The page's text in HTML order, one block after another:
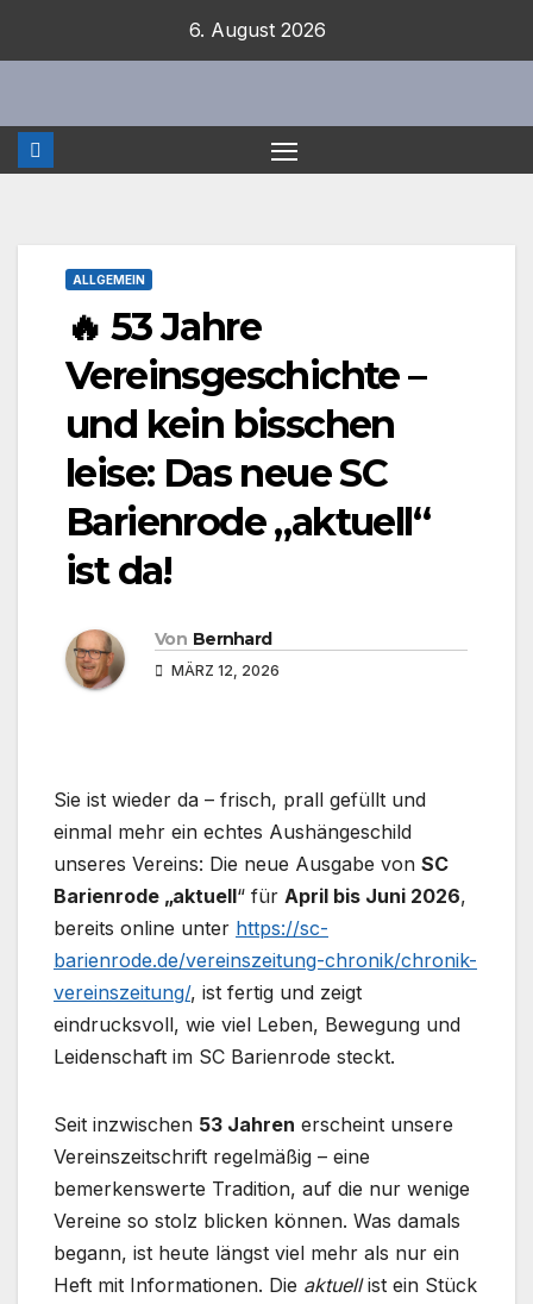
6. August 2026
ALLGEMEIN
🔥 53 Jahre
Vereinsgeschichte –
und kein bisschen
leise: Das neue SC
Barienrode „aktuell“
ist da!
Von Bernhard
MÄRZ 12, 2026
Sie ist wieder da – frisch, prall gefüllt und
einmal mehr ein echtes Aushängeschild
unseres Vereins: Die neue Ausgabe von SC
Barienrode „aktuell“ für April bis Juni 2026,
bereits online unter https://sc-
barienrode.de/vereinszeitung-chronik/chronik-
vereinszeitung/, ist fertig und zeigt
eindrucksvoll, wie viel Leben, Bewegung und
Leidenschaft im SC Barienrode steckt.
Seit inzwischen 53 Jahren erscheint unsere
Vereinszeitschrift regelmäßig – eine
bemerkenswerte Tradition, auf die nur wenige
Vereine so stolz blicken können. Was damals
begann, ist heute längst viel mehr als nur ein
Heft mit Informationen. Die aktuellist ein Stück